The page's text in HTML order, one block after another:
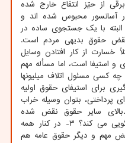
از حیّز انتفاع خارج شده
آسانسور محبوس شده اند و
با یک جستجوی ساده در
حقوق بدیهی مردم است.
خسارت از کار افتادن وسایل
و استیفا است، اما مسأله مهم
کسی مسئول اتلاف میلیونها
برای استیفای حقوق اولیه
پرداختی، بتوان وسیله خراب
سایر حقوق نقض شده
شهروندان ایرانی را چه کسی پاسخگویی می کند؟ ۳- در کنار همه
مهم و دیگر حقوق عامه هم